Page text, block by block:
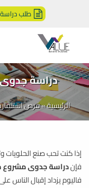
طلب
دراسة
الرئيسية»فرص
إذا كنت تحب صنع
فإندراسة جدوى مشروع
فاليوم يزداد إقبال الناس